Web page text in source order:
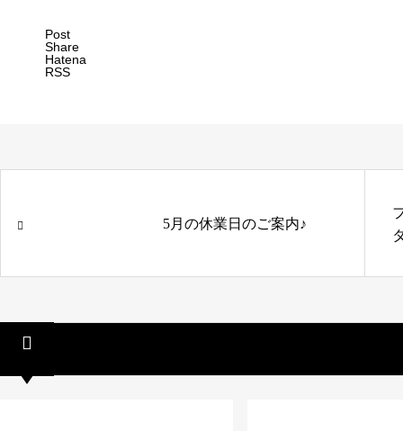
Post
Share
Hatena
RSS
5月の休業日のご案内♪